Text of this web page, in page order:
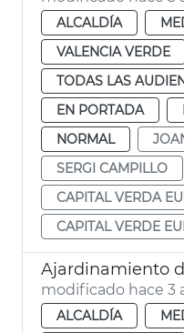
ALCALDÍA
VALENCIA VERDE
TODAS LAS
EN PORTADA
NORMAL
SERGI CAMPILLO
CAPITAL VERDA
CAPITAL VERDE
Ajardinamiento
modificado hace 3
ALCALDÍA